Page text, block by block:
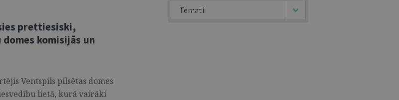
prettiesiski,
komisijās un
Ventspils pilsētas domes
lietā, kurā vairāki
Temati